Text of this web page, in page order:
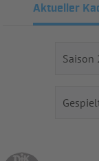
Aktueller